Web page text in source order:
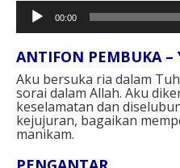
Pemutar
Audio
00:00
ANTIFON PEMBUKA –
Aku bersuka ria dalam
sorai dalam Allah. Aku
keselamatan dan
kejujuran, bagaikan
manikam.